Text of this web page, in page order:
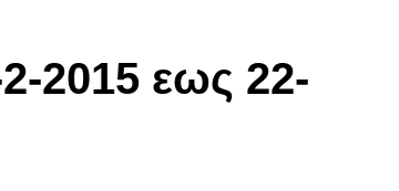
2015 εως 22-